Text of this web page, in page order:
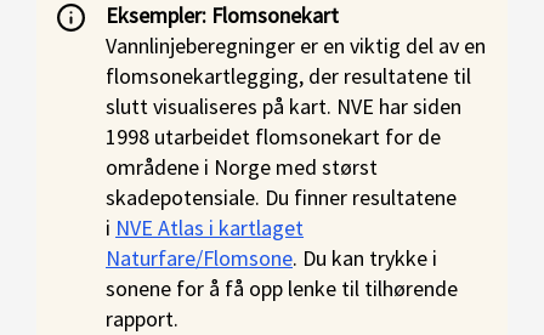
Eksempler: Flomsonekart
Vannlinjeberegninger er en viktig del av en
flomsonekartlegging, der resultatene til
slutt visualiseres på kart. NVE har siden
1998 utarbeidet flomsonekart for de
områdene i Norge med størst
skadepotensiale. Du finner resultatene
i NVE Atlas i kartlaget
Naturfare/Flomsone. Du kan trykke i
sonene for å få opp lenke til tilhørende
rapport.